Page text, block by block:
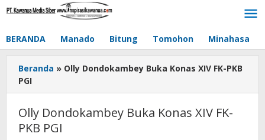
Lewati
BERANDA Manado Bitung Tomohon Minahasa
Beranda » Olly Dondokambey Buka Konas XIV FK-PKB
PGI
Olly Dondokambey Buka Konas XIV FK-
PKB PGI